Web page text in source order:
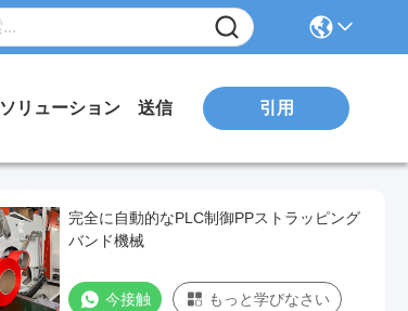
ソリューション 送信 引用
完全に自動的なPLC制御PPストラッピング
バンド機械
今接触 もっと学びなさい